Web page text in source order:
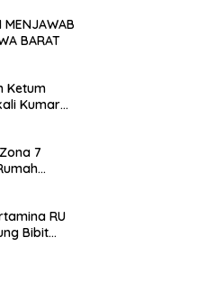
MENJAWAB
BARAT
Ketum
Kumar
7
RU
Bibit